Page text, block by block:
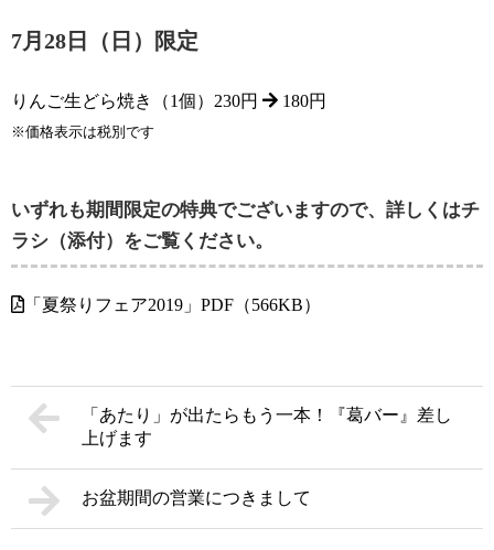
7月28日（日）限定
りんご生どら焼き（1個）230円 180円
※価格表示は税別です
いずれも期間限定の特典でございますので、詳しくはチ
ラシ（添付）をご覧ください。
「夏祭りフェア2019」PDF（566KB）
「あたり」が出たらもう一本！『葛バー』差し
上げます
お盆期間の営業につきまして